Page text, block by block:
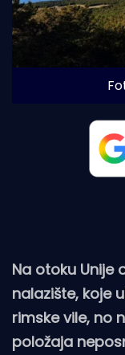
Na otoku Unije
nalazište, koje
rimske vile, no
položaja